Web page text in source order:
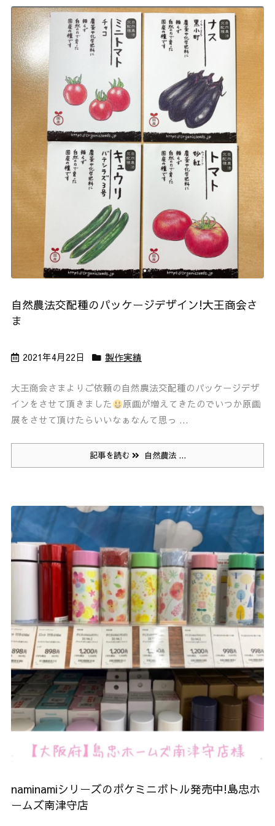
自然農法交配種のパッケージデザイン!大王商会さ
ま
2021年4月22日 製作実績
大王商会さまよりご依頼の自然農法交配種のパッケージデザ
インをさせて頂きました
原画が増えてきたのでいつか原画
展をさせて頂けたらいいなぁなんて思っ ...
記事を読む 自然農法 ...
naminamiシリーズのポケミニボトル発売中!島忠ホ
ームズ南津守店